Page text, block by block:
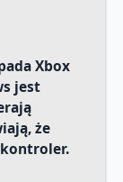
Xbox
jest
że